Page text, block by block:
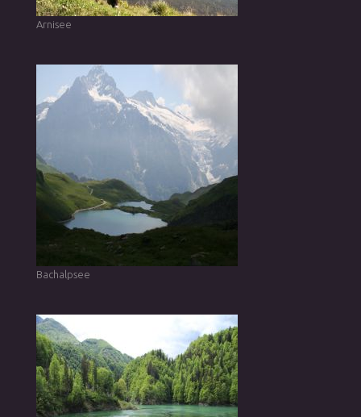
Arnisee
Bachalpsee